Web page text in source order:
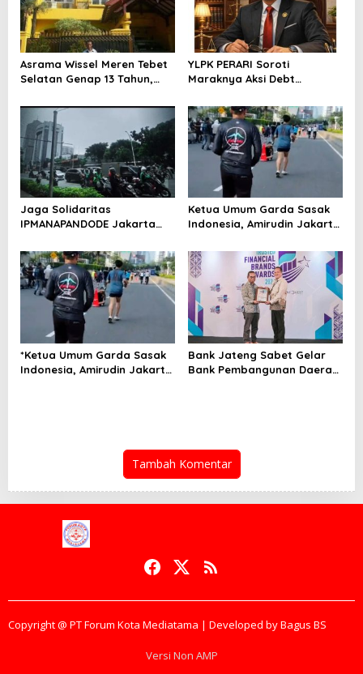
Asrama Wissel Meren Tebet
Selatan Genap 13 Tahun,
Minta Perhatian Pemkab
Paniai
YLPK PERARI Soroti
Maraknya Aksi Debt
Pertanyakan Peran OJK dan
Aparat Penegak Hukum
Jaga Solidaritas
IPMANAPANDODE Jakarta
Pengadaan Dana Untuk
Penerimaan Mahasiswa
Baru (MABA) Tahun 2026.
Ketua Umum Garda Sasak
Indonesia, Amirudin Jakarta
Kegiatan Jalan Sehat
Minggu 3 Mei 2026
*Ketua Umum Garda Sasak
Indonesia, Amirudin Jakarta
hadir langsung dalam
kegiatan Jalan Sehat yang
ratusan warga, tokoh
masyarakat, pemuda, dan
simpatisan Garda Sasak
Indonesia yang berdomisili
Sehat tersebut mengusung
Rukun Bersaudara, Kuat
Bank Jateng Sabet Gelar
Bank Pembangunan Daerah
Tambah Komentar
Copyright @ PT Forum Kota Mediatama | Developed by Bagus BS
Versi Non AMP